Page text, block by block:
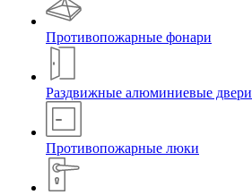
Противопожарные фонари
Раздвижные алюминиевые двери
Противопожарные люки